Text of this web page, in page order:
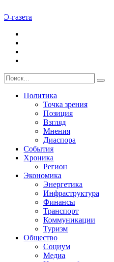
Э-газета
Политика
Точка зрения
Позиция
Взгляд
Мнения
Диаспора
События
Хроника
Регион
Экономика
Энергетика
Инфраструктура
Финансы
Транспорт
Коммуникации
Туризм
Общество
Социум
Медиа